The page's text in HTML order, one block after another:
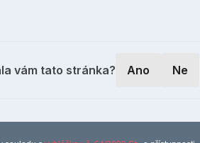
vám tato stránka? Ano Ne